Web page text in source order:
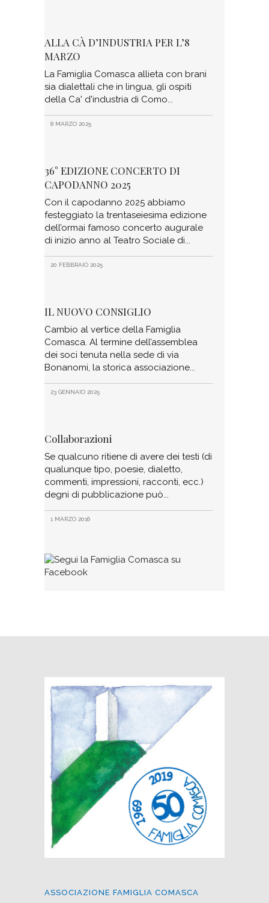
ALLA CÀ D’INDUSTRIA PER L’8
MARZO
La Famiglia Comasca allieta con brani
sia dialettali che in lingua, gli ospiti
della Ca' d'industria di Como
8 MARZO 2025
36° EDIZIONE CONCERTO DI
CAPODANNO 2025
Con il capodanno 2025 abbiamo
festeggiato la trentaseiesima edizione
dell’ormai famoso concerto augurale
di inizio anno al Teatro Sociale di
20 FEBBRAIO 2025
IL NUOVO CONSIGLIO
Cambio al vertice della Famiglia
Comasca. Al termine dell’assemblea
dei soci tenuta nella sede di via
Bonanomi, la storica associazione
23 GENNAIO 2025
Collaborazioni
Se qualcuno ritiene di avere dei testi (di
qualunque tipo, poesie, dialetto,
commenti, impressioni, racconti, ecc.)
degni di pubblicazione può
1 MARZO 2016
ASSOCIAZIONE FAMIGLIA COMASCA